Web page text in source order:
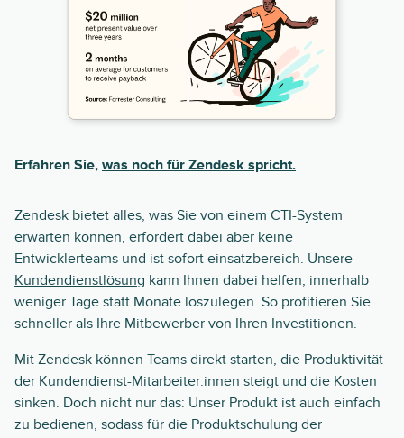
Erfahren Sie, was noch für Zendesk spricht.
Zendesk bietet alles, was Sie von einem CTI-System
erwarten können, erfordert dabei aber keine
Entwicklerteams und ist sofort einsatzbereich. Unsere
Kundendienstlösung kann Ihnen dabei helfen, innerhalb
weniger Tage statt Monate loszulegen. So profitieren Sie
schneller als Ihre Mitbewerber von Ihren Investitionen.
Mit Zendesk können Teams direkt starten, die Produktivität
der Kundendienst-Mitarbeiter:innen steigt und die Kosten
sinken. Doch nicht nur das: Unser Produkt ist auch einfach
zu bedienen, sodass für die Produktschulung der